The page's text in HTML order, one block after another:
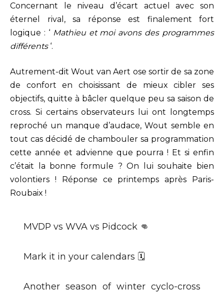
Concernant le niveau d’écart actuel avec son
éternel rival, sa réponse est finalement fort
logique : ‘ Mathieu et moi avons des programmes
différents‘.
Autrement-dit Wout van Aert ose sortir de sa zone
de confort en choisissant de mieux cibler ses
objectifs, quitte à bâcler quelque peu sa saison de
cross. Si certains observateurs lui ont longtemps
reproché un manque d’audace, Wout semble en
tout cas décidé de chambouler sa programmation
cette année et advienne que pourra ! Et si enfin
c’était la bonne formule ? On lui souhaite bien
volontiers ! Réponse ce printemps après Paris-
Roubaix !
MVDP vs WVA vs Pidcock 👊
Mark it in your calendars 🗓️
Another season of winter cyclo-cross